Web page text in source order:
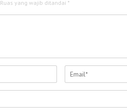
Ruas yang wajib ditandai *